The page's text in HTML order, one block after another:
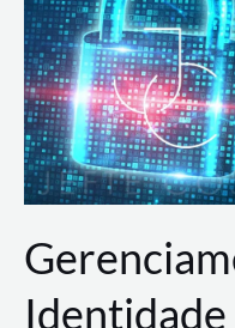
e
Operações
Identidade